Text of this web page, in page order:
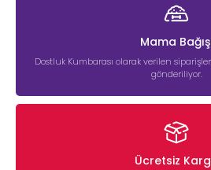
Mama
Dostluk Kumbarası olarak verilen
gönderiliyor.
Ücretsiz